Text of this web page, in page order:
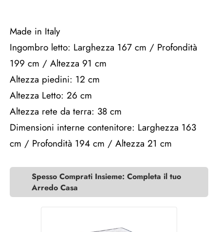
Made in Italy
Ingombro letto: Larghezza 167 cm / Profondità
199 cm / Altezza 91 cm
Altezza piedini: 12 cm
Altezza Letto: 26 cm
Altezza rete da terra: 38 cm
Dimensioni interne contenitore: Larghezza 163
cm / Profondità 194 cm / Altezza 21 cm
Spesso Comprati Insieme: Completa il tuo
Arredo Casa